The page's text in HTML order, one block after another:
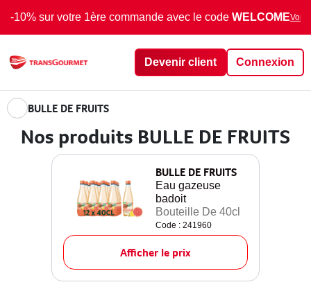
-10% sur votre 1ère commande avec le code WELCOMEVoir
Devenir client Connexion
BULLE DE FRUITS
Nos produits BULLE DE FRUITS
BULLE DE FRUITS
Eau gazeuse
badoit
Bouteille De 40cl
Code : 241960
Afficher le prix